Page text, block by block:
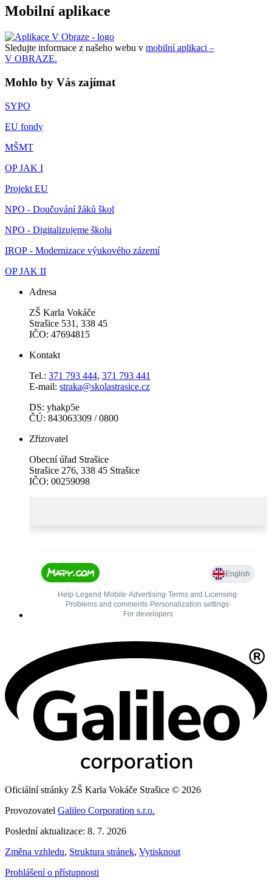
Mobilní aplikace
Sledujte informace z našeho webu v mobilní aplikaci –
V OBRAZE.
Mohlo by Vás zajímat
SYPO
EU fondy
MŠMT
OP JAK I
Projekt EU
NPO - Doučování žáků škol
NPO - Digitalizujeme školu
IROP - Modernizace výukového zázemí
OP JAK II
Adresa
ZŠ Karla Vokáče
Strašice 531, 338 45
IČO: 47694815
Kontakt
Tel.: 371 793 444, 371 793 441
E-mail: straka@skolastrasice.cz
DS: yhakp5e
ČÚ: 843063309 / 0800
Zřizovatel
Obecní úřad Strašice
Strašice 276, 338 45 Strašice
IČO: 00259098
Oficiální stránky ZŠ Karla Vokáče Strašice © 2026
Provozovatel Galileo Corporation s.r.o.
Poslední aktualizace: 8. 7. 2026
Změna vzhledu, Struktura stránek, Vytisknout
Prohlášení o přístupnosti